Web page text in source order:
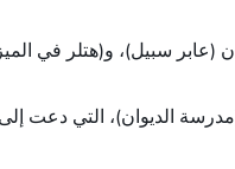
(عابر سبيل)، و(هتلر في
الديوان)، التي دعت